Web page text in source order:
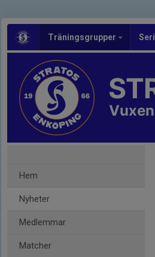
Träningsgrupper
Hem
Nyheter
Medlemmar
Matcher